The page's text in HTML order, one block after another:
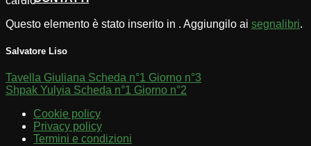
Questo elemento è stato inserito in . Aggiungilo ai segnalibri.
Salvatore Liso
Tavella Giuliana Scheda n°1 Giorno n°3
Shpak Yulyia Scheda n°1 Giorno n°2
Cookie policy
Privacy policy
Termini e condizioni